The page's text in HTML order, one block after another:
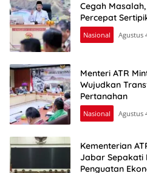
Cegah
Percepat
Nasional Agustus
Menteri ATR
Wujudkan
Pertanahan
Nasional Agustus
Kementerian
Jabar Sepakati
Penguatan